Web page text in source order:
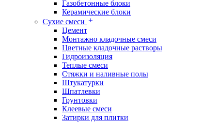
Газобетонные блоки
Керамические блоки
Сухие смеси
Цемент
Монтажно кладочные смеси
Цветные кладочные растворы
Гидроизоляция
Теплые смеси
Стяжки и наливные полы
Штукатурки
Шпатлевки
Грунтовки
Клеевые смеси
Затирки для плитки